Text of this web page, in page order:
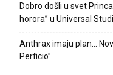
Dobro došli u svet
horora” u Universal
Anthrax imaju plan…
Perficio”